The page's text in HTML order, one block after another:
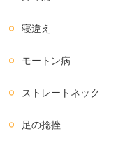
寝違え
モートン病
ストレートネック
足の捻挫